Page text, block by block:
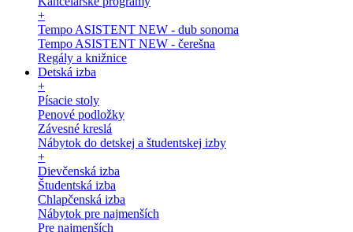
+
Tempo ASISTENT NEW - dub sonoma
Tempo ASISTENT NEW - čerešna
Regály a knižnice
Detská izba
+
Písacie stoly
Penové podložky
Závesné kreslá
Nábytok do detskej a študentskej izby
+
Dievčenská izba
Študentská izba
Chlapčenská izba
Nábytok pre najmenších
Pre najmenších